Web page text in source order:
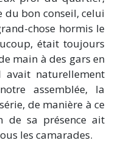
du bon conseil, celui
chose hormis le
était toujours
main à des gars en
avait naturellement
assemblée, la
de manière à ce
de sa présence ait
les camarades.